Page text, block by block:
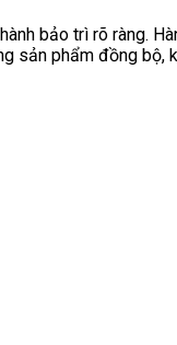
bảo trì rõ ràng.
sản phẩm đồng bộ,